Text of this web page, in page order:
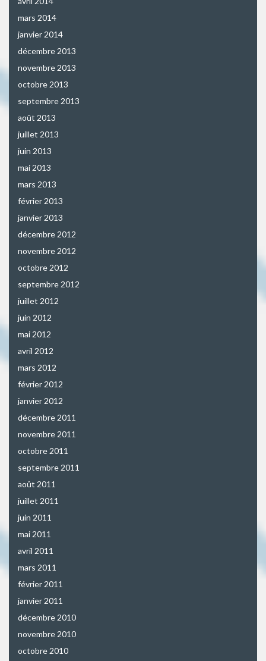
mars 2014
janvier 2014
décembre 2013
novembre 2013
octobre 2013
septembre 2013
août 2013
juillet 2013
juin 2013
mai 2013
mars 2013
février 2013
janvier 2013
décembre 2012
novembre 2012
octobre 2012
septembre 2012
juillet 2012
juin 2012
mai 2012
avril 2012
mars 2012
février 2012
janvier 2012
décembre 2011
novembre 2011
octobre 2011
septembre 2011
août 2011
juillet 2011
juin 2011
mai 2011
avril 2011
mars 2011
février 2011
janvier 2011
décembre 2010
novembre 2010
octobre 2010